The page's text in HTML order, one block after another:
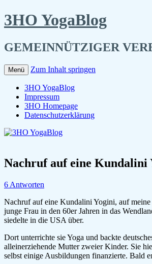
3HO YogaBlog
GEMEINNÜTZIGER
Menü Zum Inhalt springen
3HO YogaBlog
Impressum
3HO Homepage
Datenschutzerklärung
Nachruf auf eine Kundalini
6 Antworten
Nachruf auf eine Kundalini Yogini, auf
junge Frau in den 60er Jahren in das
siedelte in die USA über.
Dort unterrichte sie Yoga und backte
alleinerziehende Mutter zweier Kinder. Sie
selbst einige Ausbildungen finanzierte. Bald